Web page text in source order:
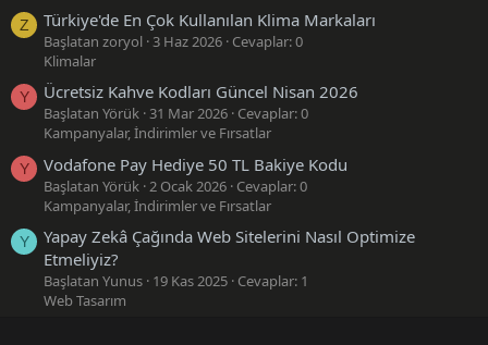
Z Türkiye'de En Çok Kullanılan Klima Markaları
Başlatan zoryol 3 Haz 2026 Cevaplar: 0
Klimalar
Y Ücretsiz Kahve Kodları Güncel Nisan 2026
Başlatan Yörük 31 Mar 2026 Cevaplar: 0
Kampanyalar, İndirimler ve Fırsatlar
Y Vodafone Pay Hediye 50 TL Bakiye Kodu
Başlatan Yörük 2 Ocak 2026 Cevaplar: 0
Kampanyalar, İndirimler ve Fırsatlar
Y
Yapay Zekâ Çağında Web Sitelerini Nasıl Optimize
Etmeliyiz?
Başlatan Yunus 19 Kas 2025 Cevaplar: 1
Web Tasarım